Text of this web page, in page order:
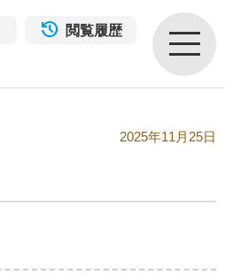
閲覧履歴
2025年11月25日